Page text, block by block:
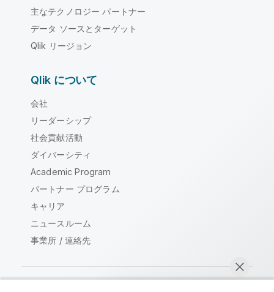
主なテクノロジー パートナー
データ ソースとターゲット
Qlik リージョン
Qlik について
会社
リーダーシップ
社会貢献活動
ダイバーシティ
Academic Program
パートナー プログラム
キャリア
ニュースルーム
事業所 / 連絡先